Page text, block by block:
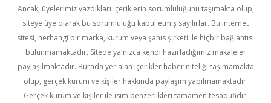
Ancak, üyelerimiz yazdıkları içeriklerin sorumluluğunu taşımakta olup,
siteye üye olarak bu sorumluluğu kabul etmiş sayılırlar. Bu internet
sitesi, herhangi bir marka, kurum veya şahıs şirketi ile hiçbir bağlantısı
bulunmamaktadır. Sitede yalnızca kendi hazırladığımız makaleler
paylaşılmaktadır. Burada yer alan içerikler haber niteliği taşımamakta
olup, gerçek kurum ve kişiler hakkında paylaşım yapılmamaktadır.
Gerçek kurum ve kişiler ile isim benzerlikleri tamamen tesadüfidir.